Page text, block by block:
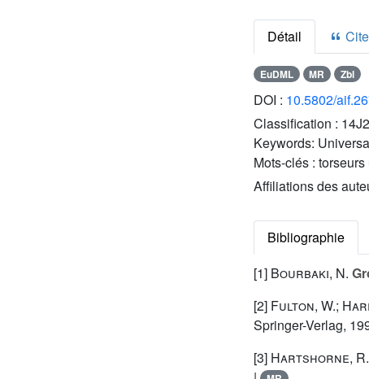
Détail
EuDML MR Zbl
DOI : 10.5802/
Classification :
Keywords:
Mots-clés :
Affiliations des
Bibliographie
[1] Bourbaki, N.
[2] Fulton, W.;
Springer-Verlag,
[3] Hartshorne, R.